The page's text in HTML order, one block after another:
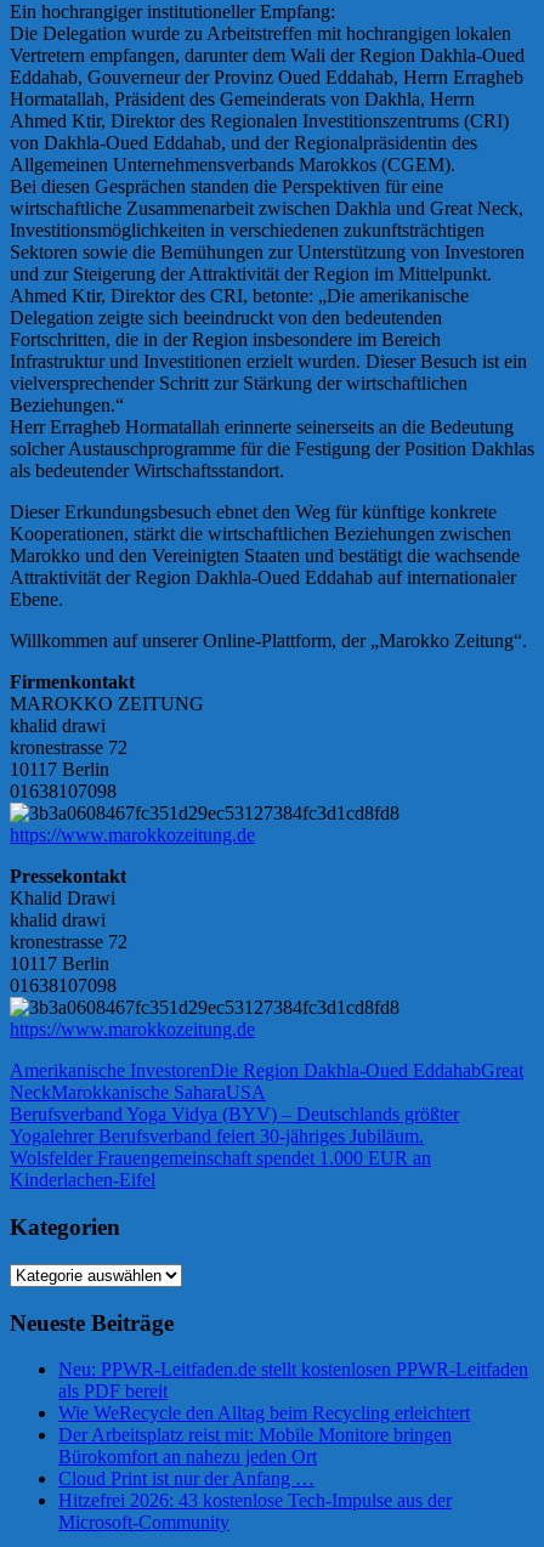
Ein hochrangiger institutioneller Empfang:
Die Delegation wurde zu Arbeitstreffen mit hochrangigen lokalen
Vertretern empfangen, darunter dem Wali der Region Dakhla-Oued
Eddahab, Gouverneur der Provinz Oued Eddahab, Herrn Erragheb
Hormatallah, Präsident des Gemeinderats von Dakhla, Herrn
Ahmed Ktir, Direktor des Regionalen Investitionszentrums (CRI)
von Dakhla-Oued Eddahab, und der Regionalpräsidentin des
Allgemeinen Unternehmensverbands Marokkos (CGEM).
Bei diesen Gesprächen standen die Perspektiven für eine
wirtschaftliche Zusammenarbeit zwischen Dakhla und Great Neck,
Investitionsmöglichkeiten in verschiedenen zukunftsträchtigen
Sektoren sowie die Bemühungen zur Unterstützung von Investoren
und zur Steigerung der Attraktivität der Region im Mittelpunkt.
Ahmed Ktir, Direktor des CRI, betonte: „Die amerikanische
Delegation zeigte sich beeindruckt von den bedeutenden
Fortschritten, die in der Region insbesondere im Bereich
Infrastruktur und Investitionen erzielt wurden. Dieser Besuch ist ein
vielversprechender Schritt zur Stärkung der wirtschaftlichen
Beziehungen.“
Herr Erragheb Hormatallah erinnerte seinerseits an die Bedeutung
solcher Austauschprogramme für die Festigung der Position Dakhlas
als bedeutender Wirtschaftsstandort.
Dieser Erkundungsbesuch ebnet den Weg für künftige konkrete
Kooperationen, stärkt die wirtschaftlichen Beziehungen zwischen
Marokko und den Vereinigten Staaten und bestätigt die wachsende
Attraktivität der Region Dakhla-Oued Eddahab auf internationaler
Ebene.
Willkommen auf unserer Online-Plattform, der „Marokko Zeitung“.
Firmenkontakt
MAROKKO ZEITUNG
khalid drawi
kronestrasse 72
10117 Berlin
01638107098
https://www.marokkozeitung.de
Pressekontakt
Khalid Drawi
khalid drawi
kronestrasse 72
10117 Berlin
01638107098
https://www.marokkozeitung.de
Amerikanische InvestorenDie Region Dakhla-Oued EddahabGreat
NeckMarokkanische SaharaUSA
Beitragsnavigation
Vorheriger
Beitrag:
Berufsverband Yoga Vidya (BYV) – Deutschlands größter
Yogalehrer Berufsverband feiert 30-jähriges Jubiläum.
Nächster
Beitrag:
Wolsfelder Frauengemeinschaft spendet 1.000 EUR an
Kinderlachen-Eifel
Kategorien
Kategorien
Neueste Beiträge
Neu: PPWR-Leitfaden.de stellt kostenlosen PPWR-Leitfaden
als PDF bereit
Wie WeRecycle den Alltag beim Recycling erleichtert
Der Arbeitsplatz reist mit: Mobile Monitore bringen
Bürokomfort an nahezu jeden Ort
Cloud Print ist nur der Anfang …
Hitzefrei 2026: 43 kostenlose Tech-Impulse aus der
Microsoft-Community